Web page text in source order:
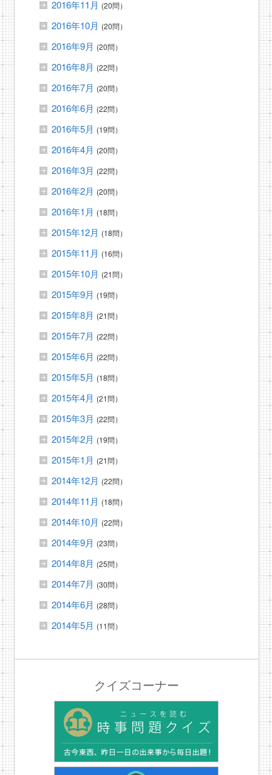
2016年11月 (20問）
2016年10月 (20問）
2016年9月 (20問）
2016年8月 (22問）
2016年7月 (20問）
2016年6月 (22問）
2016年5月 (19問）
2016年4月 (20問）
2016年3月 (22問）
2016年2月 (20問）
2016年1月 (18問）
2015年12月 (18問）
2015年11月 (16問）
2015年10月 (21問）
2015年9月 (19問）
2015年8月 (21問）
2015年7月 (22問）
2015年6月 (22問）
2015年5月 (18問）
2015年4月 (21問）
2015年3月 (22問）
2015年2月 (19問）
2015年1月 (21問）
2014年12月 (22問）
2014年11月 (18問）
2014年10月 (22問）
2014年9月 (23問）
2014年8月 (25問）
2014年7月 (30問）
2014年6月 (28問）
2014年5月 (11問）
クイズコーナー